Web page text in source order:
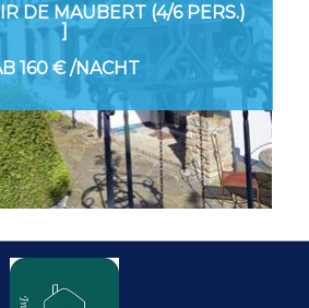
DE MAUBERT (4/6 PERS.)
160 €/NACHT